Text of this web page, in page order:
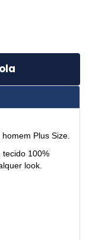
Plus Size.
tecido 100%
look.